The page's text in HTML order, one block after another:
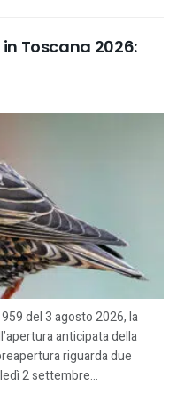
Toscana 2026:
del 3 agosto 2026, la
anticipata della
riguarda due
2 settembre...